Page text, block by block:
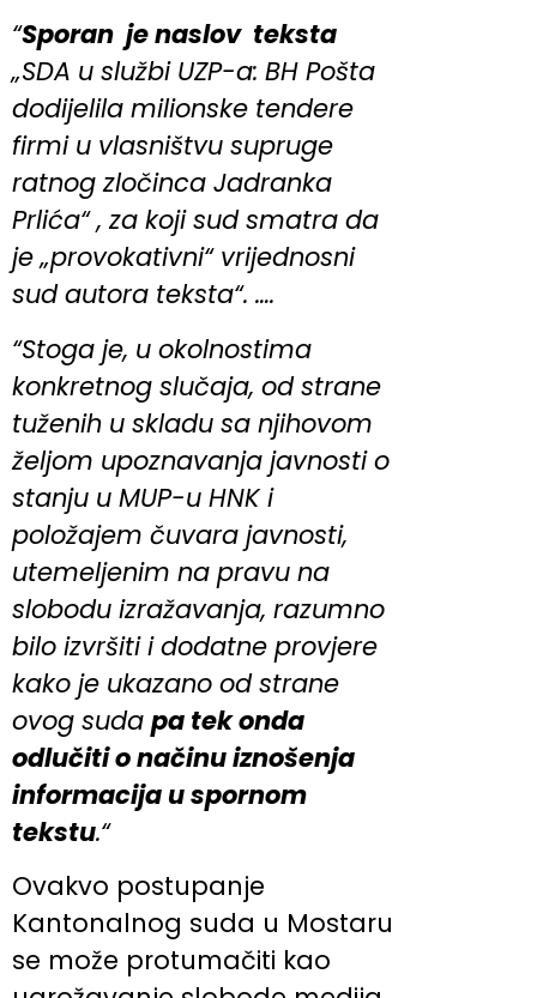
“Sporan je naslov teksta
„SDA u službi UZP-a: BH Pošta
dodijelila milionske tendere
firmi u vlasništvu supruge
ratnog zločinca Jadranka
Prlića“ , za koji sud smatra da
je „provokativni“ vrijednosni
sud autora teksta“. ….
“Stoga je, u okolnostima
konkretnog slučaja, od strane
tuženih u skladu sa njihovom
željom upoznavanja javnosti o
stanju u MUP-u HNK i
položajem čuvara javnosti,
utemeljenim na pravu na
slobodu izražavanja, razumno
bilo izvršiti i dodatne provjere
kako je ukazano od strane
ovog suda pa tek onda
odlučiti o načinu iznošenja
informacija u spornom
tekstu.“
Ovakvo postupanje
Kantonalnog suda u Mostaru
se može protumačiti kao